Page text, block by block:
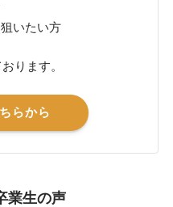
いたい方
ります。
らから
業生の声